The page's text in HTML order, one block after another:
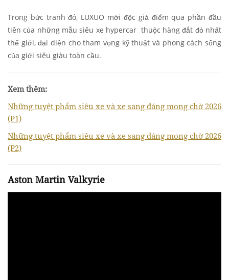
Trong bức tranh đó, LUXUO mời độc giả điểm qua phần đầu
tiên của những mẫu siêu xe hypercar thuộc hàng đắt đỏ nhất
thế giới, đại diện cho tham vọng kỹ thuật và phong cách sống
của giới siêu giàu toàn cầu.
Xem thêm:
Những tuyệt phẩm siêu xe và xe sang đáng mong chờ 2026
(P1)
Những tuyệt phẩm siêu xe và xe sang đáng mong chờ 2026
(P2)
Aston Martin Valkyrie